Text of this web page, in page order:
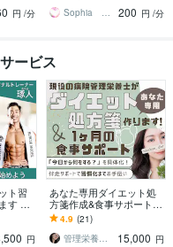
円 /分
言◆
Sophia ソフィア
200 円 /分
ービス
ト習
す 無
事
円
あなた専用ダイエット処
方箋作成&食事サポートし
ます 年間1,000件栄養指導
する現役の病院管理栄養
士が全力伴走！
4.9 (21)
管理栄養士つき
15,000 円